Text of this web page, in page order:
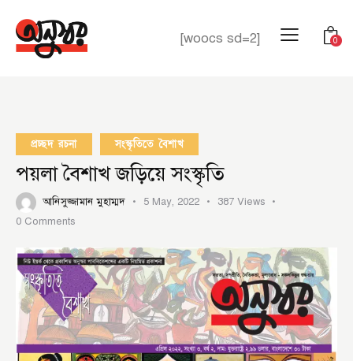
[woocs sd=2] 0
প্রচ্ছদ রচনা সংস্কৃতিতে বৈশাখ
পয়লা বৈশাখ জড়িয়ে সংস্কৃতি
আনিসুজ্জামান মুহাম্মদ 5 May, 2022 387 Views
0 Comments